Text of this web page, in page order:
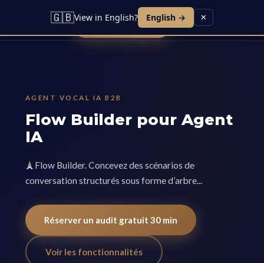
Agent VocalContactBlogCarrières
Réserver une démo
AGENT VOCAL IA B2B
Flow Builder pour Agent
IA
🗼️Flow Builder. Concevez des scénarios de
conversation structurés sous forme d’arbre...
Réserver un audit gratuit 30 min
Voir les fonctionnalités
🇬🇧View in English? English → ✕